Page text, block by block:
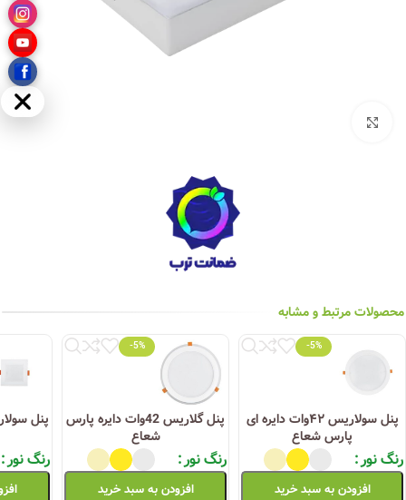
محصولات مرتبط و مشابه
-5%
پنل سولاریس ۴۲وات دایره ای
پارس شعاع
رنگ نور
افزودن به سبد خرید
-5%
پنل گلاریس 42وات دایره پارس
شعاع
رنگ نور
افزودن به سبد خرید
رنگ نور